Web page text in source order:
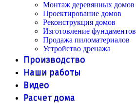
Монтаж деревянных домов
Проектирование домов
Реконструкция домов
Изготовление фундаментов
Продажа пиломатериалов
Устройство дренажа
Производство
Наши работы
Видео
Расчет дома